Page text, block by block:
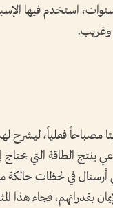
إلى التتويج احتاج من أرتيتا 8
مصباحاً فعلياً، ليشرح
الطاقة التي يحتاج
في لحظات
بقدراتهم، فجاء هذا